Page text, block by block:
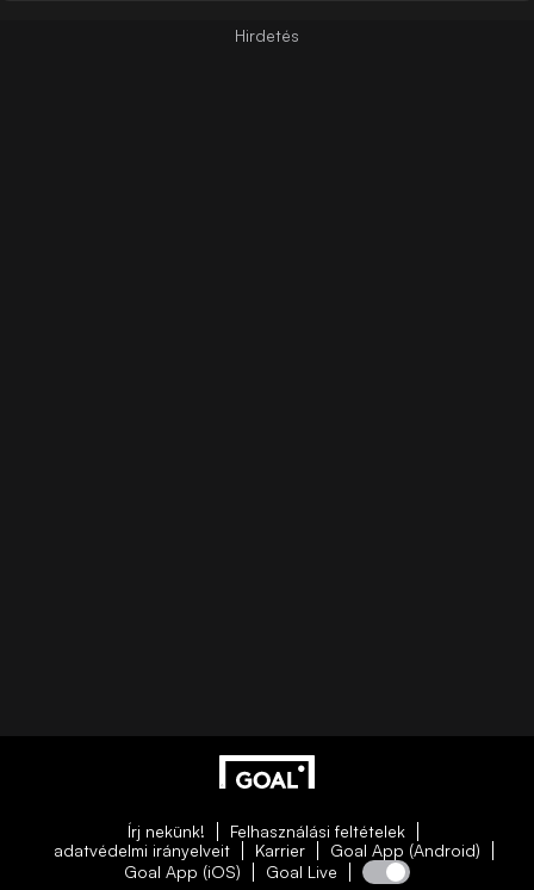
Írj nekünk!
Felhasználási feltételek
adatvédelmi irányelveit
Karrier
Goal App (Android)
Goal App (iOS)
Goal Live